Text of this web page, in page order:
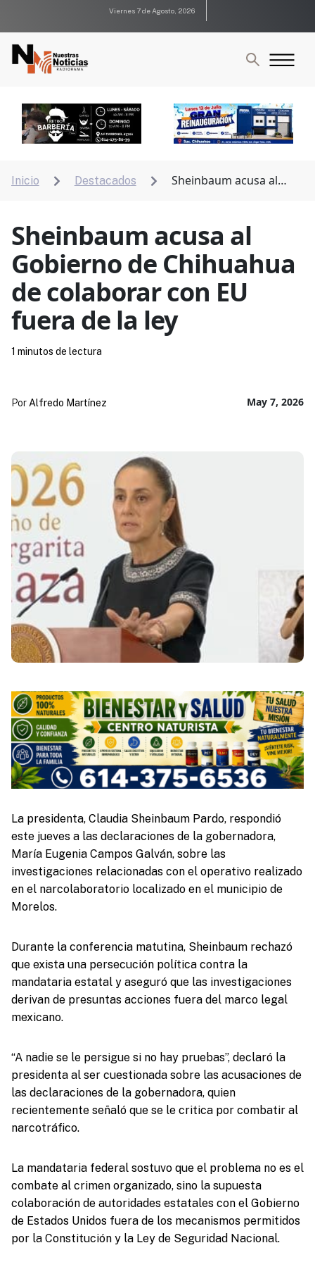
Viernes 7 de Agosto, 2026
Inicio  Destacados 
Sheinbaum acusa al
Sheinbaum acusa al
Gobierno de Chihuahua
de colaborar con EU
fuera de la ley
May 7, 2026
Por Alfredo Martínez
1 minutos de lectura
La presidenta, Claudia Sheinbaum Pardo, respondió
este jueves a las declaraciones de la gobernadora,
María Eugenia Campos Galván, sobre las
investigaciones relacionadas con el operativo realizado
en el narcolaboratorio localizado en el municipio de
Morelos.
Durante la conferencia matutina, Sheinbaum rechazó
que exista una persecución política contra la
mandataria estatal y aseguró que las investigaciones
derivan de presuntas acciones fuera del marco legal
mexicano.
“A nadie se le persigue si no hay pruebas”, declaró la
presidenta al ser cuestionada sobre las acusaciones de
las declaraciones de la gobernadora, quien
recientemente señaló que se le critica por combatir al
narcotráfico.
La mandataria federal sostuvo que el problema no es el
combate al crimen organizado, sino la supuesta
colaboración de autoridades estatales con el Gobierno
de Estados Unidos fuera de los mecanismos permitidos
por la Constitución y la Ley de Seguridad Nacional.